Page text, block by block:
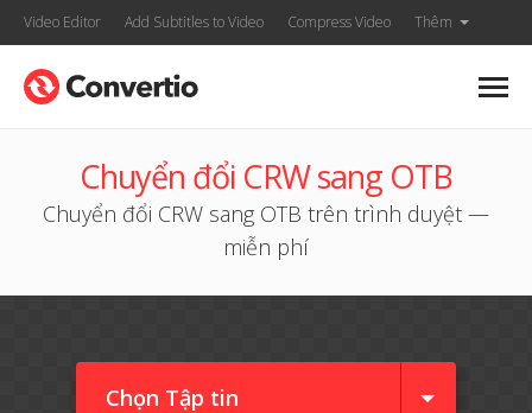
Video Editor Add Subtitles to Video Compress Video Thêm
Chuyển đổi CRW sang OTB
Chuyển đổi CRW sang OTB trên trình duyệt —
miễn phí
Chọn Tập tin